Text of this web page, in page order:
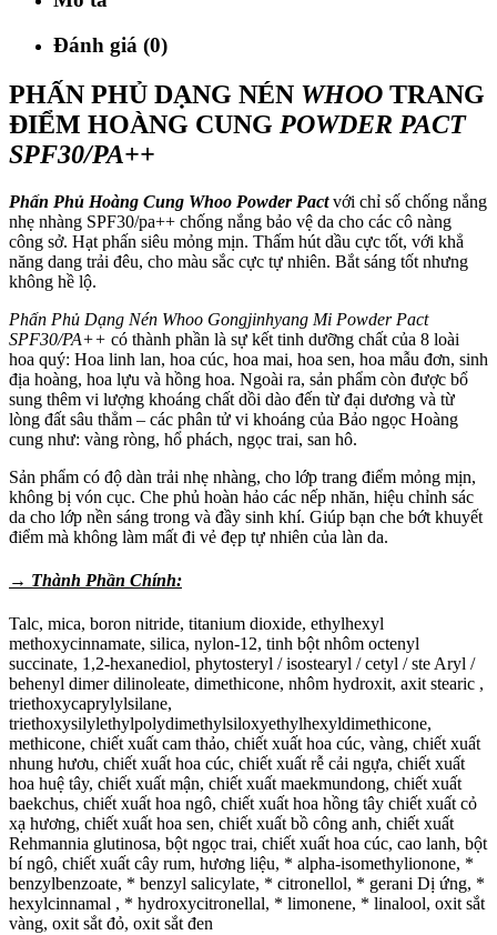
Đánh giá (0)
PHẤN PHỦ DẠNG NÉN WHOO TRANG
ĐIỂM HOÀNG CUNG POWDER PACT
SPF30/PA++
Phấn Phủ Hoàng Cung Whoo Powder Pactvới chỉ số chống nắng
nhẹ nhàng SPF30/pa++ chống nắng bảo vệ da cho các cô nàng
công sở. Hạt phấn siêu mỏng mịn. Thấm hút dầu cực tốt, với khẳ
năng dang trải đêu, cho màu sắc cực tự nhiên. Bắt sáng tốt nhưng
không hề lộ.
Phấn Phủ Dạng Nén Whoo Gongjinhyang Mi Powder Pact
SPF30/PA++ có thành phần là sự kết tinh dưỡng chất của 8 loài
hoa quý: Hoa linh lan, hoa cúc, hoa mai, hoa sen, hoa mẫu đơn, sinh
địa hoàng, hoa lựu và hồng hoa. Ngoài ra, sản phẩm còn được bổ
sung thêm vi lượng khoáng chất dồi dào đến từ đại dương và từ
lòng đất sâu thẳm – các phân tử vi khoáng của Bảo ngọc Hoàng
cung như: vàng ròng, hổ phách, ngọc trai, san hô.
Sản phẩm có độ dàn trải nhẹ nhàng, cho lớp trang điểm mỏng mịn,
không bị vón cục. Che phủ hoàn hảo các nếp nhăn, hiệu chỉnh sác
da cho lớp nền sáng trong và đầy sinh khí. Giúp bạn che bớt khuyết
điểm mà không làm mất đi vẻ đẹp tự nhiên của làn da.
→ Thành Phần Chính:
Talc, mica, boron nitride, titanium dioxide, ethylhexyl
methoxycinnamate, silica, nylon-12, tinh bột nhôm octenyl
succinate, 1,2-hexanediol, phytosteryl / isostearyl / cetyl / ste Aryl /
behenyl dimer dilinoleate, dimethicone, nhôm hydroxit, axit stearic ,
triethoxycaprylylsilane,
triethoxysilylethylpolydimethylsiloxyethylhexyldimethicone,
methicone, chiết xuất cam thảo, chiết xuất hoa cúc, vàng, chiết xuất
nhung hươu, chiết xuất hoa cúc, chiết xuất rễ cải ngựa, chiết xuất
hoa huệ tây, chiết xuất mận, chiết xuất maekmundong, chiết xuất
baekchus, chiết xuất hoa ngô, chiết xuất hoa hồng tây chiết xuất cỏ
xạ hương, chiết xuất hoa sen, chiết xuất bồ công anh, chiết xuất
Rehmannia glutinosa, bột ngọc trai, chiết xuất hoa cúc, cao lanh, bột
bí ngô, chiết xuất cây rum, hương liệu, * alpha-isomethylionone, *
benzylbenzoate, * benzyl salicylate, * citronellol, * gerani Dị ứng, *
hexylcinnamal , * hydroxycitronellal, * limonene, * linalool, oxit sắt
vàng, oxit sắt đỏ, oxit sắt đen